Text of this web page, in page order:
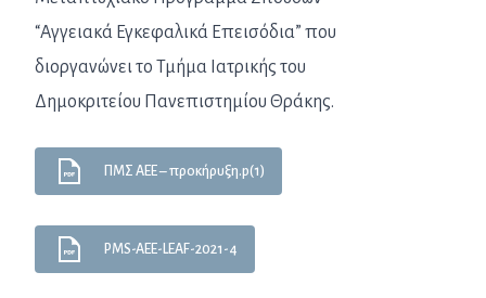
“Αγγειακά Εγκεφαλικά Επεισόδια” που
διοργανώνει το Τμήμα Ιατρικής του
Δημοκριτείου Πανεπιστημίου Θράκης.
ΠΜΣ ΑΕΕ – προκήρυξη.p(1)
PMS-AEE-LEAF-2021-4